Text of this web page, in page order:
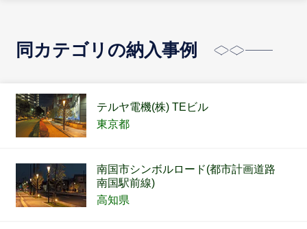
同カテゴリの納入事例
テルヤ電機(株) TEビル
東京都
南国市シンボルロード(都市計画道路
南国駅前線)
高知県